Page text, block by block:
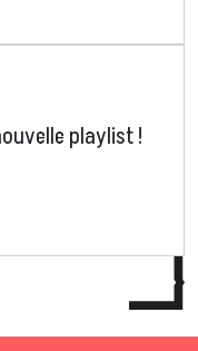
playlist !